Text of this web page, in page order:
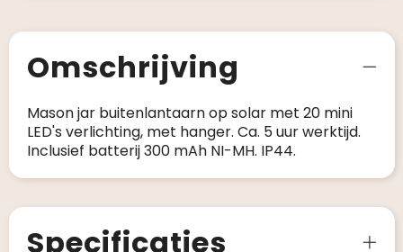
Omschrijving
Mason jar buitenlantaarn op solar met 20 mini
LED's verlichting, met hanger. Ca. 5 uur werktijd.
Inclusief batterij 300 mAh NI-MH. IP44.
Specificaties